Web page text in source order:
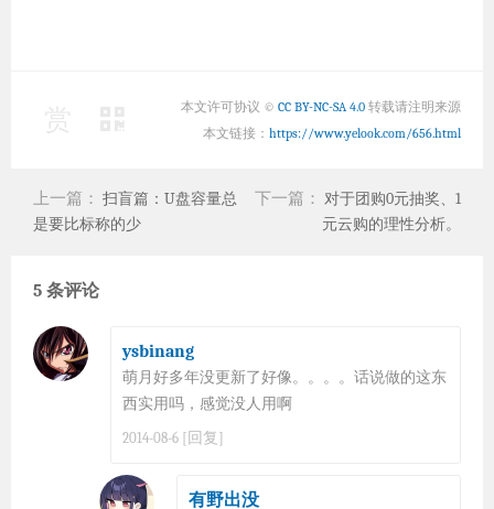
本文许可协议 © CC BY-NC-SA 4.0 转载请注明来源
本文链接： https://www.yelook.com/656.html
上一篇： 扫盲篇：U盘容量总
是要比标称的少
下一篇： 对于团购0元抽奖、1
元云购的理性分析。
5 条评论
ysbinang
萌月好多年没更新了好像。。。。话说做的这东
西实用吗，感觉没人用啊
2014-08-6 [回复]
有野出没